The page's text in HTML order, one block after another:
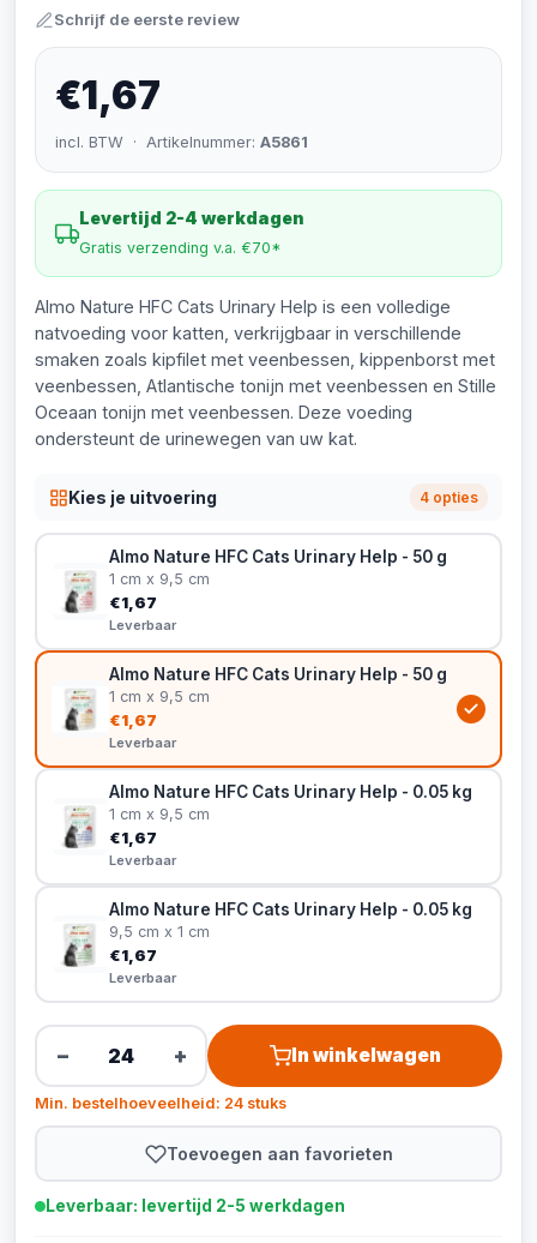
Schrijf de eerste review
€1,67
incl. BTW · Artikelnummer: A5861
Levertijd 2-4 werkdagen
Gratis verzending v.a. €70*
Almo Nature HFC Cats Urinary Help is een volledige
natvoeding voor katten, verkrijgbaar in verschillende
smaken zoals kipfilet met veenbessen, kippenborst met
veenbessen, Atlantische tonijn met veenbessen en Stille
Oceaan tonijn met veenbessen. Deze voeding
ondersteunt de urinewegen van uw kat.
Kies je uitvoering 4 opties
Almo Nature HFC Cats Urinary Help - 50 g
1 cm x 9,5 cm
€1,67
Leverbaar
Almo Nature HFC Cats Urinary Help - 50 g
1 cm x 9,5 cm
€1,67
Leverbaar
Almo Nature HFC Cats Urinary Help - 0.05 kg
1 cm x 9,5 cm
€1,67
Leverbaar
Almo Nature HFC Cats Urinary Help - 0.05 kg
9,5 cm x 1 cm
€1,67
Leverbaar
− + In winkelwagen
Min. bestelhoeveelheid: 24 stuks
Toevoegen aan favorieten
Leverbaar: levertijd 2-5 werkdagen